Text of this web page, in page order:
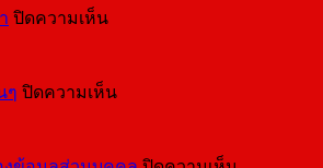
ปิดความเห็นบน
เสนอ
ๆ ปิดความเห็นบน